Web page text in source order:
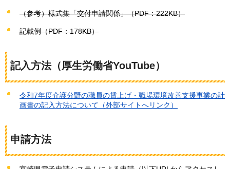
（参考）様式集「交付申請関係」（PDF：222KB）
記載例（PDF：178KB）
記入方法（厚生労働省YouTube）
令和7年度介護分野の職員の賃上げ・職場環境改善支援事業の計
画書の記入方法について（外部サイトへリンク）
申請方法